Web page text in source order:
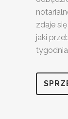
zdaje
jaki